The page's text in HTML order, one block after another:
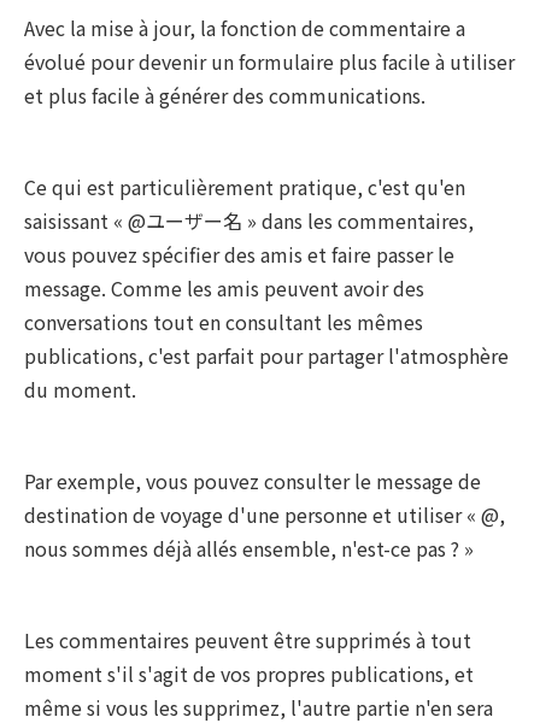
Avec la mise à jour, la fonction de commentaire a
évolué pour devenir un formulaire plus facile à utiliser
et plus facile à générer des communications.
Ce qui est particulièrement pratique, c'est qu'en
saisissant « @ユーザー名 » dans les commentaires,
vous pouvez spécifier des amis et faire passer le
message. Comme les amis peuvent avoir des
conversations tout en consultant les mêmes
publications, c'est parfait pour partager l'atmosphère
du moment.
Par exemple, vous pouvez consulter le message de
destination de voyage d'une personne et utiliser « @,
nous sommes déjà allés ensemble, n'est-ce pas ? »
Les commentaires peuvent être supprimés à tout
moment s'il s'agit de vos propres publications, et
même si vous les supprimez, l'autre partie n'en sera